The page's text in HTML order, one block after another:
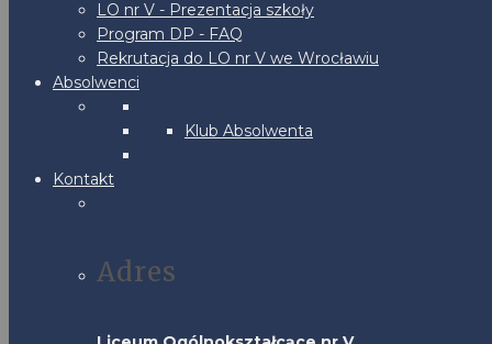
LO nr V - Prezentacja szkoły
Program DP - FAQ
Rekrutacja do LO nr V we Wrocławiu
Absolwenci
Klub Absolwenta
Kontakt
Adres